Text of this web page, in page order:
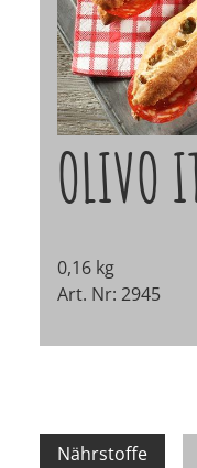
OLIVO
0,16 kg
Art. Nr: 2945
Nährstoffe